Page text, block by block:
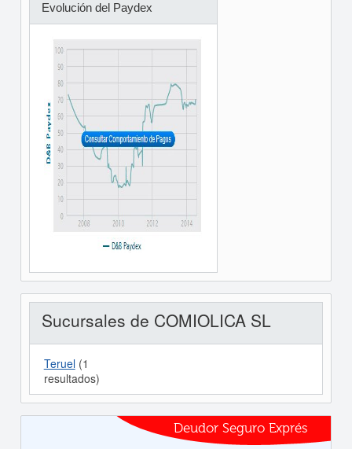
Evolución del Paydex
Sucursales de COMIOLICA SL
Teruel(1
resultados)
Deudor Seguro Exprés